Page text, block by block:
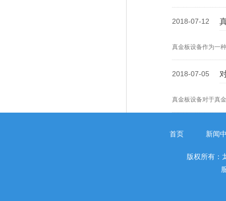
2018-07-12
真金板设备作为一
2018-07-05
真金板设备对于真
首页 新闻
版权所有：